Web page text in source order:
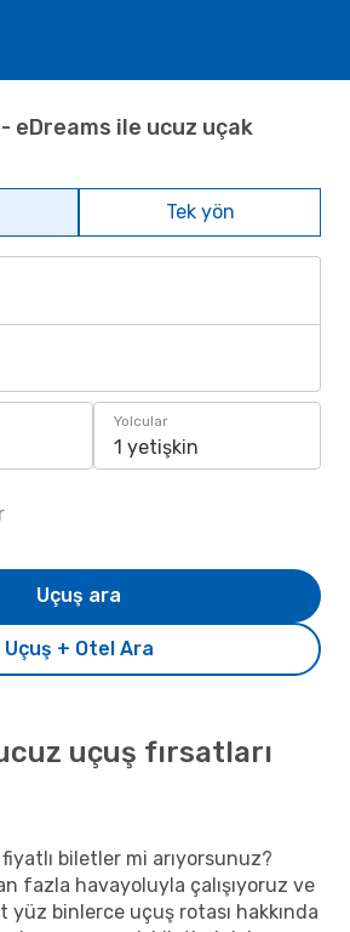
eDreams ile ucuz uçak
Tek yön
Yolcular
1 yetişkin
Uçuş + Otel Ara
Uçuş ara
uçuş fırsatları
biletler mi arıyorsunuz?
fazla havayoluyla çalışıyoruz ve
yüz binlerce uçuş rotası hakkında